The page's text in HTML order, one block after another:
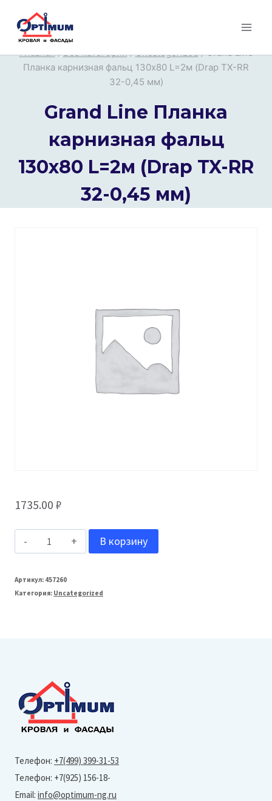
Перейти
Главная / Все категории / Uncategorized / Grand Line
Планка карнизная фальц 130х80 L=2м (Drap TX-RR
32-0,45 мм)
Grand Line Планка
карнизная фальц
130х80 L=2м (Drap TX-RR
32-0,45 мм)
1735.00 ₽
Количество
Grand
Line
L=2м
(Drap
TX-
32-
0,45
В корзину
Артикул: 457260
Категория: Uncategorized
Телефон: +7(499) 399-31-53
Телефон: +7(925) 156-18-
Email: info@optimum-ng.ru